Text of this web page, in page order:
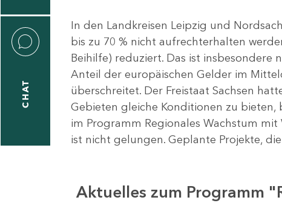
CHAT
In den Landkreisen Leipzig und
bis zu 70 % nicht aufrechterhalten
Beihilfe) reduziert. Das ist insbesondere
Anteil der europäischen Gelder im
überschreitet. Der Freistaat Sachsen
Gebieten gleiche Konditionen zu
im Programm Regionales Wachstum
ist nicht gelungen. Geplante Projekte,
Aktuelles zum Programm